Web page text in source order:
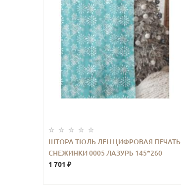
ШТОРА ТЮЛЬ ЛЕН ЦИФРОВАЯ ПЕЧАТЬ
СНЕЖИНКИ 0005 ЛАЗУРЬ 145*260
1 701 ₽